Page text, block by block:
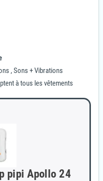
, Sons + Vibrations
à tous les vêtements
pipi Apollo 24